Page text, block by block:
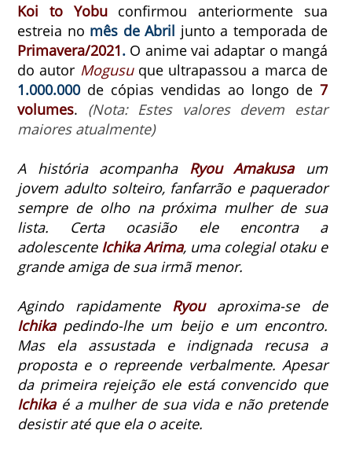
Koi to Yobuconfirmou anteriormente sua
estreia no mês de Abril junto a temporada de
Primavera/2021. O anime vai adaptar o mangá
do autor Mogusuque ultrapassou a marca de
1.000.000 de cópias vendidas ao longo de7
volumes. (Nota: Estes valores devem estar
maiores atualmente)
A história acompanha Ryou Amakusaum
jovem adulto solteiro, fanfarrão e paquerador
sempre de olho na próxima mulher de sua
lista. Certa ocasião ele encontra a
adolescente Ichika Arima, uma colegial otaku e
grande amiga de sua irmã menor.
Agindo rapidamente Ryouaproxima-se de
Ichikapedindo-lhe um beijo e um encontro.
Mas ela assustada e indignada recusa a
proposta e o repreende verbalmente. Apesar
da primeira rejeição ele está convencido que
Ichikaé a mulher de sua vida e não pretende
desistir até que ela o aceite.